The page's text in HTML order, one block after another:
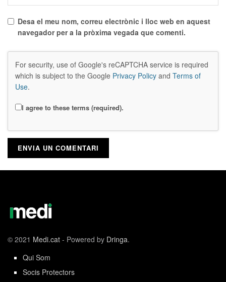
Desa el meu nom, correu electrònic i lloc web en aquest
navegador per a la pròxima vegada que comenti.
For security, use of Google's reCAPTCHA service is required
which is subject to the Google Privacy Policy and Terms of
Use.
I agree to these terms (required).
© 2021 Medi.cat - Powered by Dringa.
Qui Som
Socis Protectors